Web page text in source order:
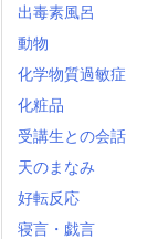
出毒素風呂
動物
化学物質過敏症
化粧品
受講生との会話
天のまなみ
好転反応
寝言・戯言